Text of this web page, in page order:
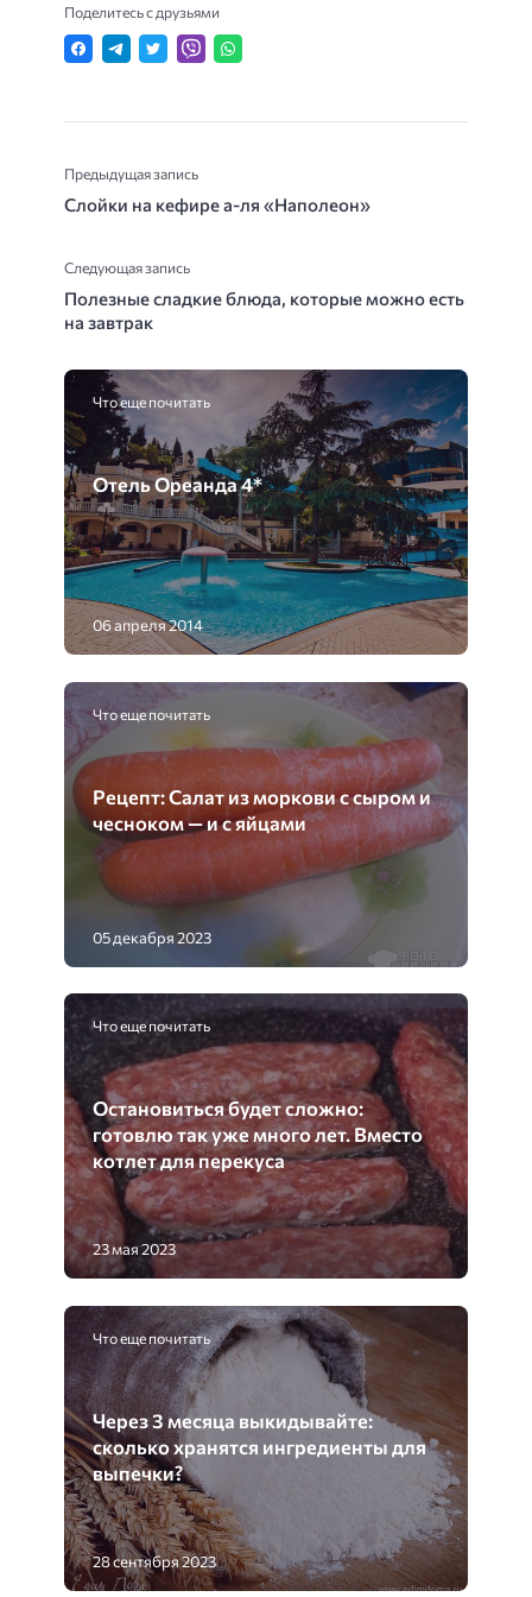
Поделитесь с друзьями
Предыдущая запись
Слойки на кефире а-ля «Наполеон»
Следующая запись
Полезные сладкие блюда, которые можно есть
на завтрак
Что еще почитать
Отель Ореанда 4*
06 апреля 2014
Что еще почитать
Рецепт: Салат из моркови с сыром и
чесноком — и с яйцами
05 декабря 2023
Что еще почитать
Остановиться будет сложно:
готовлю так уже много лет. Вместо
котлет для перекуса
23 мая 2023
Что еще почитать
Через 3 месяца выкидывайте:
сколько хранятся ингредиенты для
выпечки?
28 сентября 2023